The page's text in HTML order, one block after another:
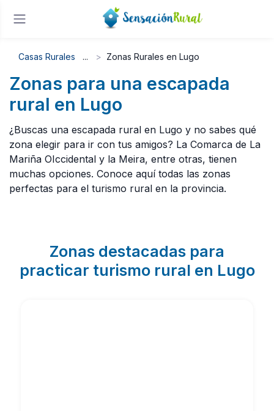
Casas Rurales Zonas Rurales en Lugo
Zonas para una escapada
rural en Lugo
¿Buscas una escapada rural en Lugo y no sabes qué
zona elegir para ir con tus amigos? La Comarca de La
Mariña OIccidental y la Meira, entre otras, tienen
muchas opciones. Conoce aquí todas las zonas
perfectas para el turismo rural en la provincia.
Zonas destacadas para
practicar turismo rural en Lugo